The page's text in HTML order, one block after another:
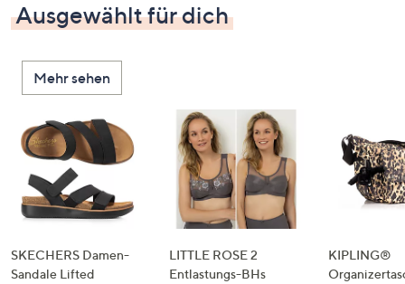
oben
und
nach
unten
oder
wischen
Sie
Touch-
Geräten
links
bzw.
Ausgewählt für dich
Mehr sehen
SKECHERS Damen-
Sandale Lifted
LITTLE ROSE 2
Entlastungs-BHs
KIPLING®